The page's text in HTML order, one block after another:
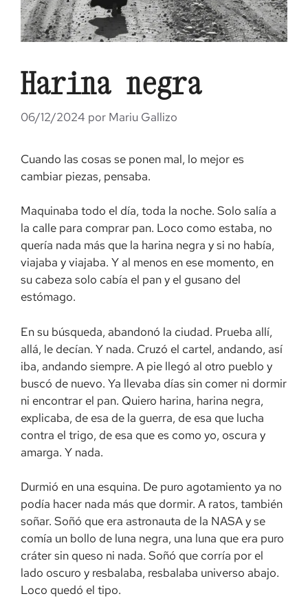
Harina negra
06/12/2024 por Mariu Gallizo
Cuando las cosas se ponen mal, lo mejor es
cambiar piezas, pensaba.
Maquinaba todo el día, toda la noche. Solo salía a
la calle para comprar pan. Loco como estaba, no
quería nada más que la harina negra y si no había,
viajaba y viajaba. Y al menos en ese momento, en
su cabeza solo cabía el pan y el gusano del
estómago.
En su búsqueda, abandonó la ciudad. Prueba allí,
allá, le decían. Y nada. Cruzó el cartel, andando, así
iba, andando siempre. A pie llegó al otro pueblo y
buscó de nuevo. Ya llevaba días sin comer ni dormir
ni encontrar el pan. Quiero harina, harina negra,
explicaba, de esa de la guerra, de esa que lucha
contra el trigo, de esa que es como yo, oscura y
amarga. Y nada.
Durmió en una esquina. De puro agotamiento ya no
podía hacer nada más que dormir. A ratos, también
soñar. Soñó que era astronauta de la NASA y se
comía un bollo de luna negra, una luna que era puro
cráter sin queso ni nada. Soñó que corría por el
lado oscuro y resbalaba, resbalaba universo abajo.
Loco quedó el tipo.